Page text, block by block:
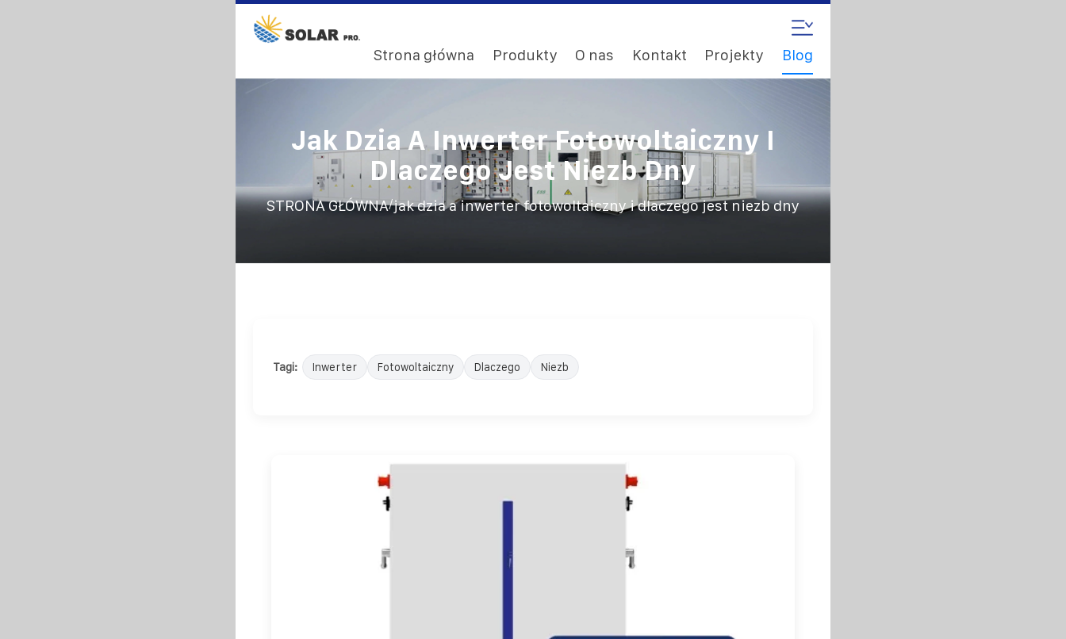
Strona główna Produkty O nas Kontakt Projekty Blog
Jak Dzia A Inwerter Fotowoltaiczny I
Dlaczego Jest Niezb Dny
STRONA GŁÓWNA/jak dzia a inwerter fotowoltaiczny i dlaczego jest niezb dny
Tagi: Inwerter Fotowoltaiczny Dlaczego Niezb